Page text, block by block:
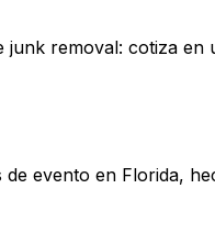
junk removal: cotiza en
evento en Florida,